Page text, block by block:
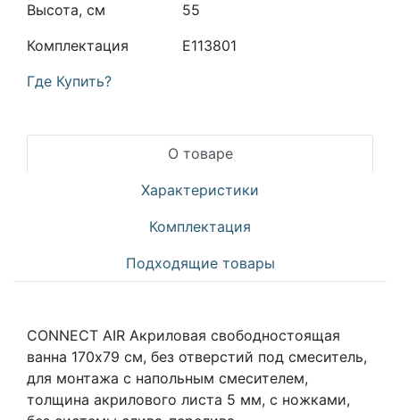
Высота, см
55
Комплектация
E113801
Где Купить?
О товаре
Характеристики
Комплектация
Подходящие товары
CONNECT AIR Акриловая свободностоящая
ванна 170х79 см, без отверстий под смеситель,
для монтажа с напольным смесителем,
толщина акрилового листа 5 мм, с ножками,